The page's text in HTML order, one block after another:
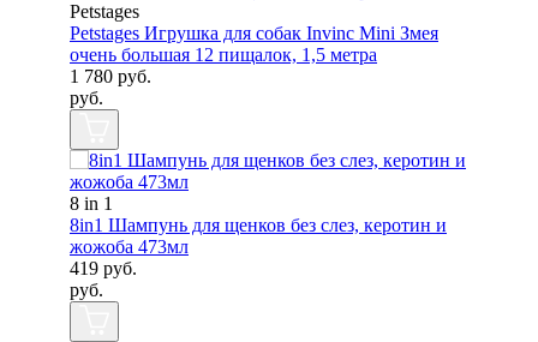
Petstages
Petstages Игрушка для собак Invinc Mini Змея
очень большая 12 пищалок, 1,5 метра
1 780 руб.
руб.
8 in 1
8in1 Шампунь для щенков без слез, керотин и
жожоба 473мл
419 руб.
руб.